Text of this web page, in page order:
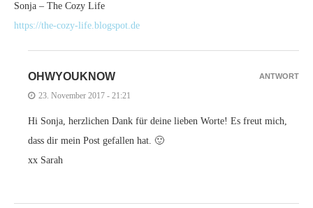
Sonja – The Cozy Life
https://the-cozy-life.blogspot.de
OHWYOUKNOW
23. November 2017 - 21:21
Hi Sonja, herzlichen Dank für deine lieben Worte! Es freut mich,
dass dir mein Post gefallen hat. 🙂
xx Sarah
ANTWORT